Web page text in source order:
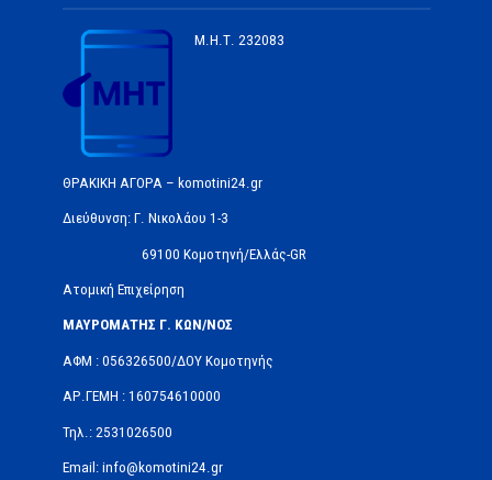
Μ.Η.Τ. 232083
ΘΡΑΚΙΚΗ ΑΓΟΡΑ – komotini24.gr
Διεύθυνση: Γ. Νικολάου 1-3
69100 Κομοτηνή/Ελλάς-GR
Ατομική Επιχείρηση
ΜΑΥΡΟΜΑΤΗΣ Γ. ΚΩΝ/ΝΟΣ
ΑΦΜ : 056326500/ΔOΥ Κομοτηνής
ΑΡ.ΓΕΜΗ : 160754610000
Τηλ.: 2531026500
Email: info@komotini24.gr